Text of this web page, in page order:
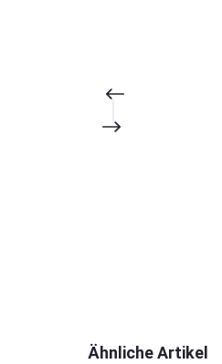
Ähnliche Artikel